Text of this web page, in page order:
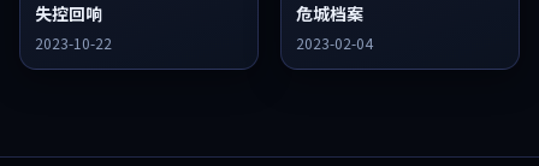
失控回响
2023-10-22
危城档案
2023-02-04